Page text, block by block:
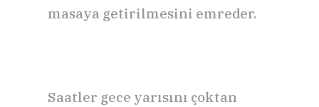
masaya getirilmesini emreder.
Saatler gece yarısını çoktan